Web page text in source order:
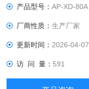
产品型号：AP-XD-80A
厂商性质：生产厂家
更新时间： 2026-04-07
访 问 量： 591